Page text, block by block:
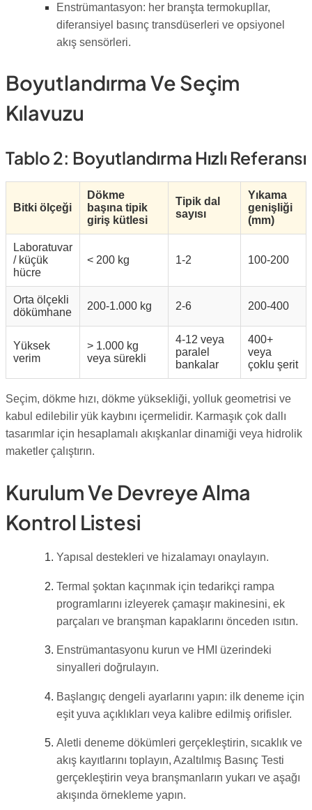
Enstrümantasyon: her branşta termokupllar,
diferansiyel basınç transdüserleri ve opsiyonel
akış sensörleri.
Boyutlandırma Ve Seçim
Kılavuzu
Tablo 2: Boyutlandırma Hızlı Referansı
Bitki ölçeği
Dökme
başına tipik
giriş kütlesi
Tipik dal
sayısı
Yıkama
genişliği
(mm)
Laboratuvar
/ küçük
hücre
< 200 kg 1-2 100-200
Orta ölçekli
dökümhane
200-1.000 kg 2-6 200-400
Yüksek
verim
> 1.000 kg
veya sürekli
4-12 veya
paralel
bankalar
400+
veya
çoklu şerit
Seçim, dökme hızı, dökme yüksekliği, yolluk geometrisi ve
kabul edilebilir yük kaybını içermelidir. Karmaşık çok dallı
tasarımlar için hesaplamalı akışkanlar dinamiği veya hidrolik
maketler çalıştırın.
Kurulum Ve Devreye Alma
Kontrol Listesi
Yapısal destekleri ve hizalamayı onaylayın.
Termal şoktan kaçınmak için tedarikçi rampa
programlarını izleyerek çamaşır makinesini, ek
parçaları ve branşman kapaklarını önceden ısıtın.
Enstrümantasyonu kurun ve HMI üzerindeki
sinyalleri doğrulayın.
Başlangıç dengeli ayarlarını yapın: ilk deneme için
eşit yuva açıklıkları veya kalibre edilmiş orifisler.
Aletli deneme dökümleri gerçekleştirin, sıcaklık ve
akış kayıtlarını toplayın, Azaltılmış Basınç Testi
gerçekleştirin veya branşmanların yukarı ve aşağı
akışında örnekleme yapın.